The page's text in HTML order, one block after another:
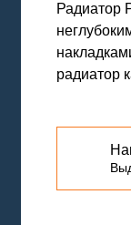
Радиатор
радиатор